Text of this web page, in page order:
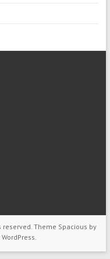
reserved. Theme Spacious by
WordPress